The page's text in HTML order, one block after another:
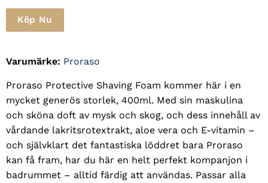
priset
var:
priset
69 kr.
Köp Nu
Varumärke: Proraso
Proraso Protective Shaving Foam kommer här i en
mycket generös storlek, 400ml. Med sin maskulina
och sköna doft av mysk och skog, och dess innehåll av
vårdande lakritsrotextrakt, aloe vera och E-vitamin –
och självklart det fantastiska löddret bara Proraso
kan få fram, har du här en helt perfekt kompanjon i
badrummet – alltid färdig att användas. Passar alla